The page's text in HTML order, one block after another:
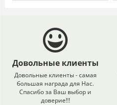
Довольные клиенты
Довольные клиенты - самая
большая награда для Нас.
Спасибо за Ваш выбор и
доверие!!!